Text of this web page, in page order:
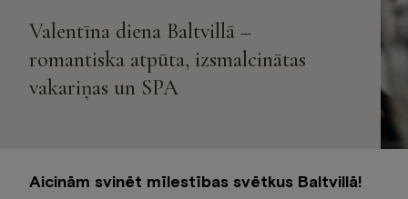
Par mums
Kontakti
BOOK NOW
info@baltvilla.lv
Valentīna diena Baltvillā –
romantiska atpūta, izsmalcinātas
vakariņas un SPA
Aicinām svinēt mīlestības svētkus Baltvillā!